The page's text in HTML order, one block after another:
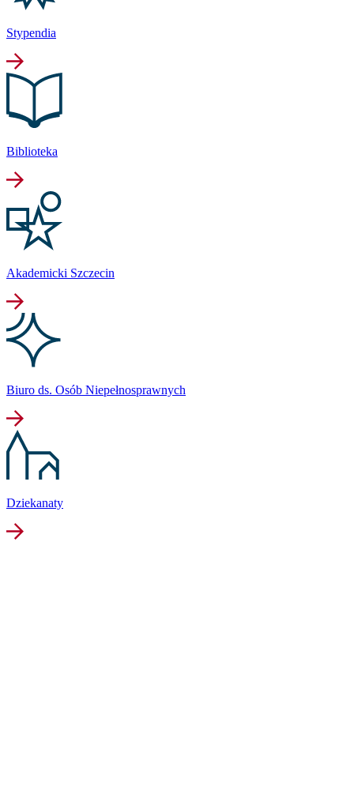
Stypendia
Biblioteka
Akademicki Szczecin
Biuro ds. Osób Niepełnosprawnych
Dziekanaty